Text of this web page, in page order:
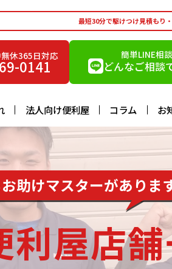
最短30分で駆けつけ見積もり
休365日対応
0141
簡単LINE相談
どんなご相談
法人向け便利屋 コラム お
助けマスターがありま
利屋店